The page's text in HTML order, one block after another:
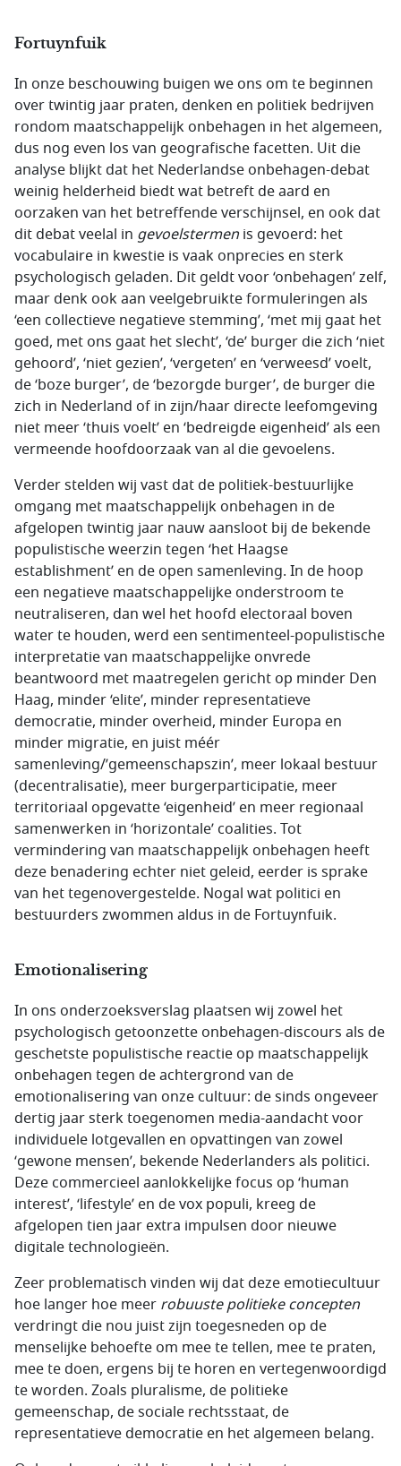
Fortuynfuik
In onze beschouwing buigen we ons om te beginnen
over twintig jaar praten, denken en politiek bedrijven
rondom maatschappelijk onbehagen in het algemeen,
dus nog even los van geografische facetten. Uit die
analyse blijkt dat het Nederlandse onbehagen-debat
weinig helderheid biedt wat betreft de aard en
oorzaken van het betreffende verschijnsel, en ook dat
dit debat veelal in gevoelstermen is gevoerd: het
vocabulaire in kwestie is vaak onprecies en sterk
psychologisch geladen. Dit geldt voor ‘onbehagen’ zelf,
maar denk ook aan veelgebruikte formuleringen als
‘een collectieve negatieve stemming’, ‘met mij gaat het
goed, met ons gaat het slecht’, ‘de’ burger die zich ‘niet
gehoord’, ‘niet gezien’, ‘vergeten’ en ‘verweesd’ voelt,
de ‘boze burger’, de ‘bezorgde burger’, de burger die
zich in Nederland of in zijn/haar directe leefomgeving
niet meer ‘thuis voelt’ en ‘bedreigde eigenheid’ als een
vermeende hoofdoorzaak van al die gevoelens.
Verder stelden wij vast dat de politiek-bestuurlijke
omgang met maatschappelijk onbehagen in de
afgelopen twintig jaar nauw aansloot bij de bekende
populistische weerzin tegen ‘het Haagse
establishment’ en de open samenleving. In de hoop
een negatieve maatschappelijke onderstroom te
neutraliseren, dan wel het hoofd electoraal boven
water te houden, werd een sentimenteel-populistische
interpretatie van maatschappelijke onvrede
beantwoord met maatregelen gericht op minder Den
Haag, minder ‘elite’, minder representatieve
democratie, minder overheid, minder Europa en
minder migratie, en juist méér
samenleving/’gemeenschapszin’, meer lokaal bestuur
(decentralisatie), meer burgerparticipatie, meer
territoriaal opgevatte ‘eigenheid’ en meer regionaal
samenwerken in ‘horizontale’ coalities. Tot
vermindering van maatschappelijk onbehagen heeft
deze benadering echter niet geleid, eerder is sprake
van het tegenovergestelde. Nogal wat politici en
bestuurders zwommen aldus in de Fortuynfuik.
Emotionalisering
In ons onderzoeksverslag plaatsen wij zowel het
psychologisch getoonzette onbehagen-discours als de
geschetste populistische reactie op maatschappelijk
onbehagen tegen de achtergrond van de
emotionalisering van onze cultuur: de sinds ongeveer
dertig jaar sterk toegenomen media-aandacht voor
individuele lotgevallen en opvattingen van zowel
‘gewone mensen’, bekende Nederlanders als politici.
Deze commercieel aanlokkelijke focus op ‘human
interest’, ‘lifestyle’ en de vox populi, kreeg de
afgelopen tien jaar extra impulsen door nieuwe
digitale technologieën.
Zeer problematisch vinden wij dat deze emotiecultuur
hoe langer hoe meer robuuste politieke concepten
verdringt die nou juist zijn toegesneden op de
menselijke behoefte om mee te tellen, mee te praten,
mee te doen, ergens bij te horen en vertegenwoordigd
te worden. Zoals pluralisme, de politieke
gemeenschap, de sociale rechtsstaat, de
representatieve democratie en het algemeen belang.